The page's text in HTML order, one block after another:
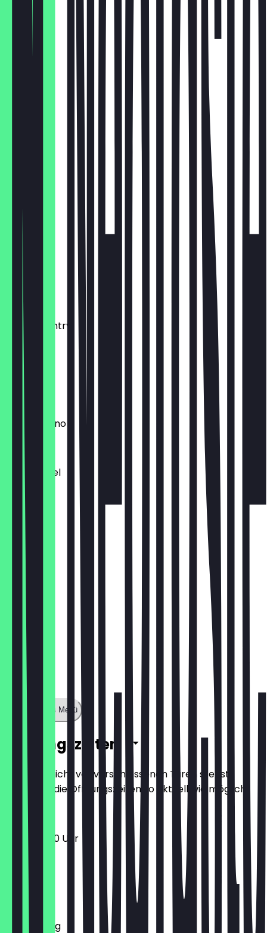
7,50 €
Raffaello
Pistazie
8,50 €
Smarties
Kindercountry
7,50 €
Twix
7,50 €
Kinder Bueno
7,50 €
Kinderriegel
Kit Kat
7,50 €
Zeige ganzes Menü
Öffnungszeiten
Damit du nicht vor verschlossenen Türen stehst,
halten wir die Öffnungszeiten so aktuell wie möglich.
12:00 - 18:00 Uhr
Montag
Dienstag
Mittwoch
Donnerstag